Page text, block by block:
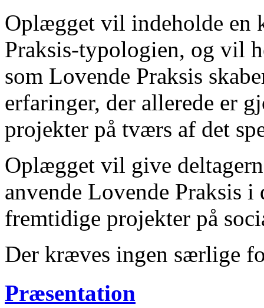
Oplægget vil indeholde en
Praksis-typologien, og vil
som Lovende Praksis
erfaringer, der allerede er
projekter på tværs af det
Oplægget vil give
anvende Lovende Praksis
fremtidige projekter på
Der kræves ingen særlige
Præsentation